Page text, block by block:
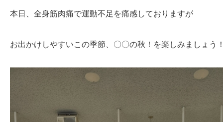
本日、全身筋肉痛で運動不足を痛感しておりますが
お出かけしやすいこの季節、〇〇の秋！を楽しみましょう